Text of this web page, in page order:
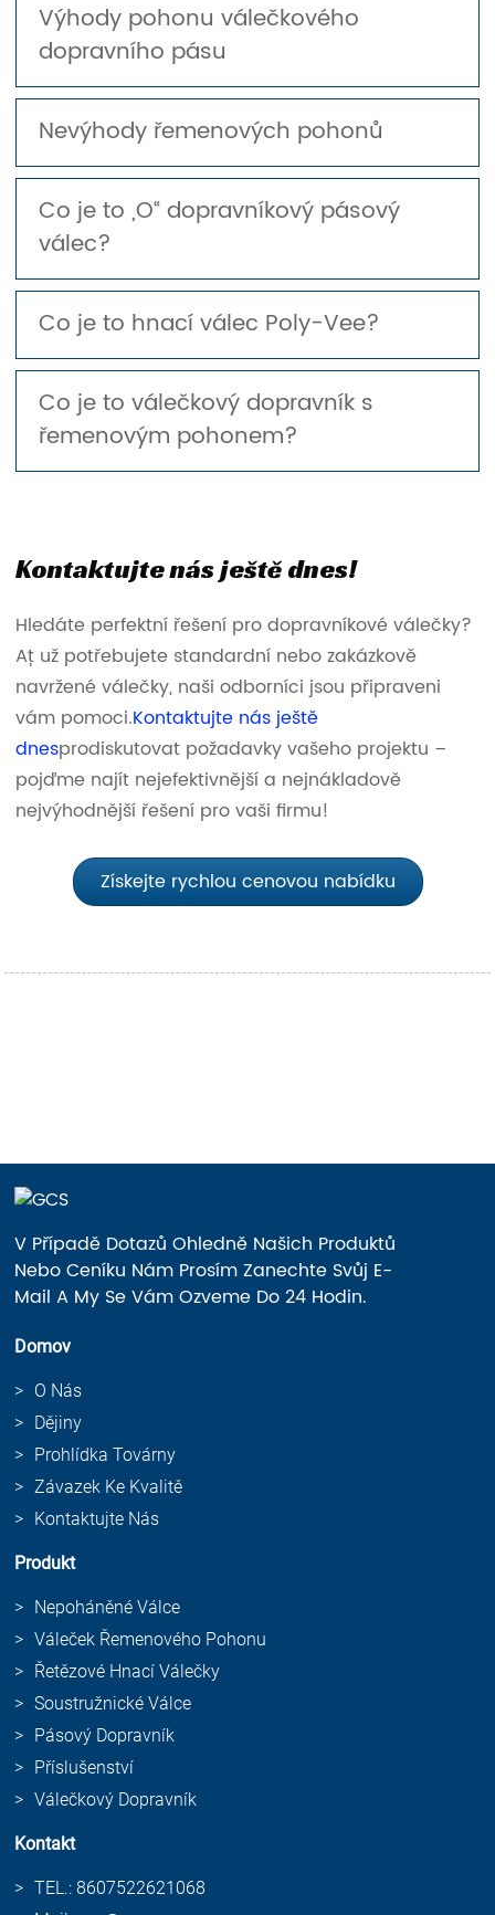
Výhody pohonu válečkového
dopravního pásu
Nevýhody řemenových pohonů
Co je to „O“ dopravníkový pásový
válec?
Co je to hnací válec Poly-Vee?
Co je to válečkový dopravník s
řemenovým pohonem?
Kontaktujte nás ještě dnes!
Hledáte perfektní řešení pro dopravníkové válečky?
Ať už potřebujete standardní nebo zakázkově
navržené válečky, naši odborníci jsou připraveni
vám pomoci.Kontaktujte nás ještě
dnesprodiskutovat požadavky vašeho projektu –
pojďme najít nejefektivnější a nejnákladově
nejvýhodnější řešení pro vaši firmu!
Získejte rychlou cenovou nabídku
V Případě Dotazů Ohledně Našich Produktů
Nebo Ceníku Nám Prosím Zanechte Svůj E-
Mail A My Se Vám Ozveme Do 24 Hodin.
Domov
O Nás
Dějiny
Prohlídka Továrny
Závazek Ke Kvalitě
Kontaktujte Nás
Produkt
Nepoháněné Válce
Váleček Řemenového Pohonu
Řetězové Hnací Válečky
Soustružnické Válce
Pásový Dopravník
Příslušenství
Válečkový Dopravník
Kontakt
TEL.: 8607522621068